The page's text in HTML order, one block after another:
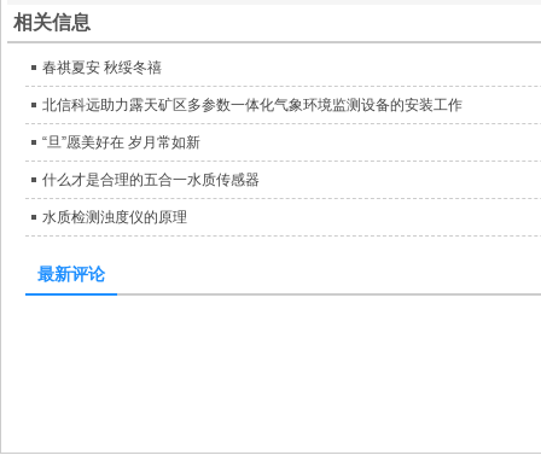
相关信息
春祺夏安 秋绥冬禧
北信科远助力露天矿区多参数一体化气象环境监测设备的安装工作
“旦”愿美好在 岁月常如新
什么才是合理的五合一水质传感器
水质检测浊度仪的原理
最新评论